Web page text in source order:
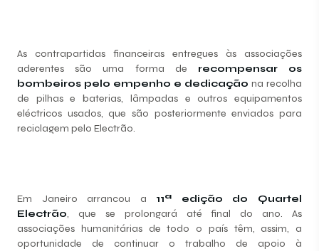
As contrapartidas financeiras entregues às associações
aderentes são uma forma de recompensar os
bombeiros pelo empenho e dedicação na recolha
de pilhas e baterias, lâmpadas e outros equipamentos
eléctricos usados, que são posteriormente enviados para
reciclagem pelo Electrão.
Em Janeiro arrancou a 11ª edição do Quartel
Electrão, que se prolongará até final do ano. As
associações humanitárias de todo o país têm, assim, a
oportunidade de continuar o trabalho de apoio à